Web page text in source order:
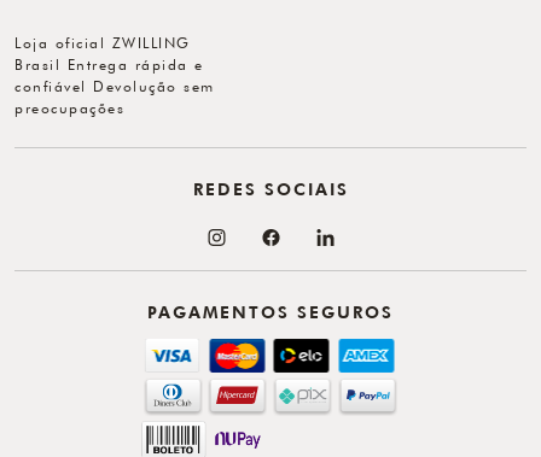
Loja oficial ZWILLING
Brasil Entrega rápida e
confiável Devolução sem
preocupações
PAGAMENTOS SEGUROS
REDES SOCIAIS